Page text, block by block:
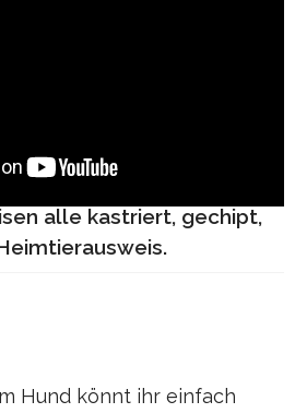
alle kastriert, gechipt,
Hund könnt ihr einfach